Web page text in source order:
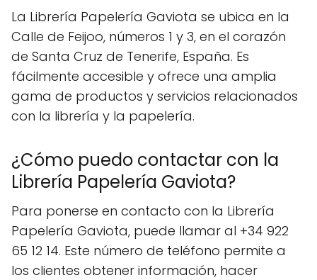
La Librería Papelería Gaviota se ubica en la
Calle de Feijoo, números 1 y 3, en el corazón
de Santa Cruz de Tenerife, España. Es
fácilmente accesible y ofrece una amplia
gama de productos y servicios relacionados
con la librería y la papelería.
¿Cómo puedo contactar con la
Librería Papelería Gaviota?
Para ponerse en contacto con la Librería
Papelería Gaviota, puede llamar al +34 922
65 12 14. Este número de teléfono permite a
los clientes obtener información, hacer